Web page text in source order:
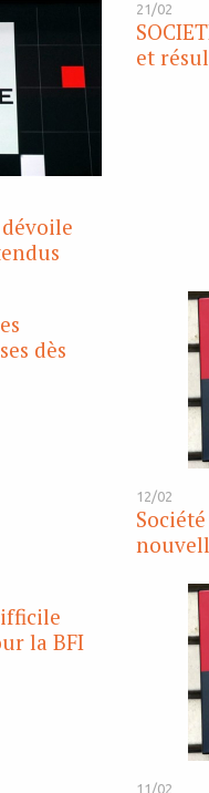
21/02
et
dès
12/02
la BFI
11/02